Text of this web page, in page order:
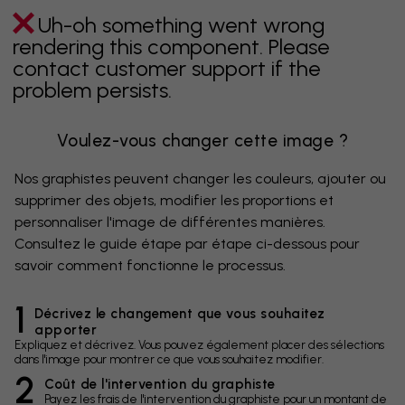
Uh-oh something went wrong
rendering this component. Please
contact customer support if the
problem persists.
Voulez-vous changer cette image ?
Nos graphistes peuvent changer les couleurs, ajouter ou
supprimer des objets, modifier les proportions et
personnaliser l'image de différentes manières.
Consultez le guide étape par étape ci-dessous pour
savoir comment fonctionne le processus.
1
Décrivez le changement que vous souhaitez
apporter
Expliquez et décrivez. Vous pouvez également placer des sélections
dans l'image pour montrer ce que vous souhaitez modifier.
2 Coût de l'intervention du graphiste
Payez les frais de l'intervention du graphiste pour un montant de